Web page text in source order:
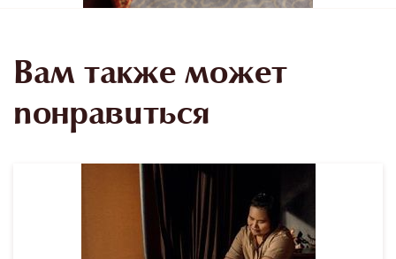
Вам также может
понравиться